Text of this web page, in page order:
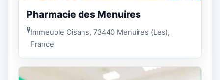
Pharmacie des Menuires
Immeuble Oisans, 73440 Menuires (Les),
France